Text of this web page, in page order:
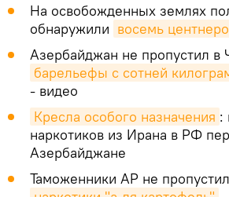
На освобожденных землях
обнаружили восемь
Азербайджан не пропустил в
барельефы с сотней
- видео
Кресла особого назначения :
наркотиков из Ирана в РФ
Азербайджане
Таможенники АР не